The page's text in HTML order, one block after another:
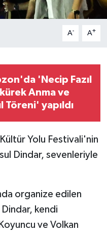
A- A+
'Necip Fazıl
Anma ve
Töreni' yapıldı
Yolu Festivali'nin
Dindar, sevenleriyle
organize edilen
kendi
Koyuncu ve Volkan